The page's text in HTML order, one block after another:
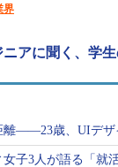
界
アに聞く、学
――23歳、UIデザ
子3人が語る「就